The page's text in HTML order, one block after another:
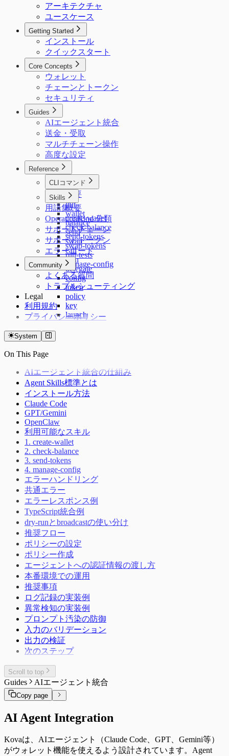
アーキテクチャ
ユースケース
Getting Started
インストール
クイックスタート
Core Concepts
ウォレット
チェーンとトークン
セキュリティ
Guides
AIエージェント統合
送金・受取
マルチチェーン操作
高度な設定
Reference
CLIコマンド
概要
init
wallet
balance
send
swap
call
sign
delegate
config
token
policy
key
launch
Skills
概要
create-wallet
check-balance
send-tokens
swap-tokens
run-tests
manage-config
用語集
OperationKind 分類
サポートチェーン
サポートトークン
エラーコード
Community
よくある質問
トラブルシューティング
Legal
利用規約
プライバシーポリシー
System
On This Page
AIエージェント統合の仕組み
Agent Skills標準とは
インストール方法
Claude Code
GPT/Gemini
OpenClaw
利用可能なスキル
1. create-wallet
2. check-balance
3. send-tokens
4. manage-config
エラーハンドリング
共通エラー
エラーレスポンス例
TypeScript統合例
dry-runとbroadcastの使い分け
推奨フロー
ポリシーの設定
ポリシー作成
エージェントへの認証情報の渡し方
本番環境での運用
推奨事項
ログ記録の実装例
異常検知の実装例
プロンプト汚染の防御
入力のバリデーション
出力の検証
次のステップ
Scroll to top
Guides AIエージェント統合
Copy page
AI Agent Integration
Kovaは、AIエージェント（Claude Code、GPT、Gemini等）
がウォレット機能を使えるよう設計されています。Agent